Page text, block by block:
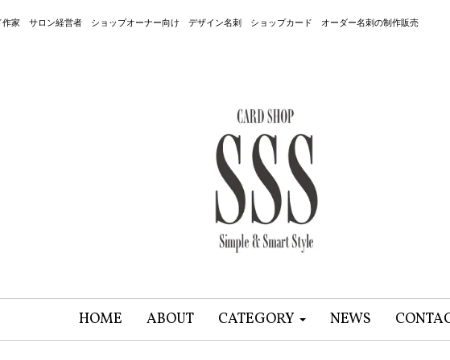
作家 サロン経営者 ショップオーナー向け デザイン名刺 ショップカード オーダー名刺の制作販売
HOME ABOUT CATEGORY NEWS